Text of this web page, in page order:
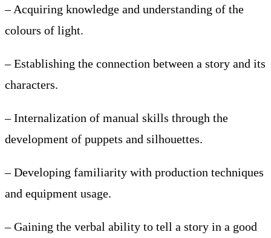
– Acquiring knowledge and understanding of the
colours of light.
– Establishing the connection between a story and its
characters.
– Internalization of manual skills through the
development of puppets and silhouettes.
– Developing familiarity with production techniques
and equipment usage.
– Gaining the verbal ability to tell a story in a good